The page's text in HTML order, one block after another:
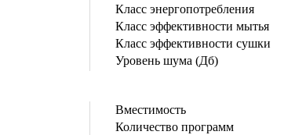
Класс энергопотребления
Класс эффективности мытья
Класс эффективности сушки
Уровень шума (Дб)
Вместимость
Количество программ